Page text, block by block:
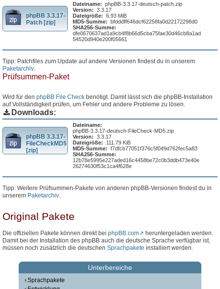
phpBB 3.3.17-
Patch [zip]
Dateiname: phpBB-3.3.17-deutsch-patch.zip
Version: 3.3.17
Dateigröße: 6.93 MiB
MD5-Summe: bfdddff646dcf62258fa0d22172298d0
SHA256-Summe:
dfe0670637ad1a9cb4f8b66d5cba75fae30d46cb8a1ad
54520d940e200f05661
Tipp: Patchfiles zum Update auf andere Versionen findest du in unserem
Paketarchiv
Prüfsummen-Paket
Wird für den phpBB File Check benötigt. Damit lässt sich die phpBB-Installation
auf Vollständigkeit prüfen, um Fehler und andere Probleme zu lösen.
Downloads:
phpBB 3.3.17-
FileCheckMD5
[zip]
Dateiname:
phpBB-3.3.17-deutsch-FileCheck-MD5.zip
Version: 3.3.17
Dateigröße:
111.79 KiB
MD5-Summe: f7dfcb77051f376c5f049d762fec5a83
SHA256-Summe:
12b78e5995e227aded16c4458be72c0b3ddb473e40e
26274630f53c1ca4f628e
Tipp: Weitere Prüfsummen-Pakete von anderen phpBB-Versionen findest du in
unserem Paketarchiv.
Original Pakete
Die offiziellen Pakete können direkt bei phpBB.com
heruntergeladen werden.
Damit bei der Installation des phpBB auch die deutsche Sprache verfügbar ist,
müssen noch zusätzlich die deutschen Sprachpakete installiert werden.
Unterbereiche
Sprachpakete